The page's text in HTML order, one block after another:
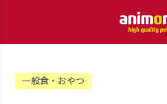
一般食・おやつ